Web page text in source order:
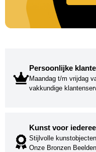
Persoonlijke
Maandag t/m vrijdag
vakkundige
Kunst voor
Stijlvolle
Onze Bronzen